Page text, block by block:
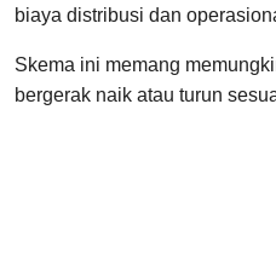
biaya distribusi dan
Skema ini memang
bergerak naik atau turun